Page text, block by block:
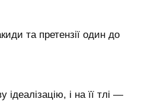
та претензії один до
ідеалізацію, і на її тлі —